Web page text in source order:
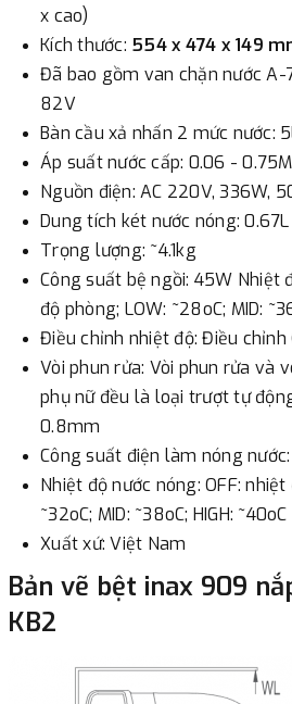
x cao)
Kích thước: 554 x 474 x 149
Đã bao gồm van chặn nước A-
82V
Bàn cầu xả nhấn 2 mức nước:
Áp suất nước cấp: 0.06 -
Nguồn điện: AC 220V, 336W,
Dung tích két nước nóng:
Trọng lượng: ~4.1kg
Công suất bệ ngồi: 45W Nhiệt
độ phòng; LOW: ~28oC; MID:
Điều chỉnh nhiệt độ: Điều chỉnh
Vòi phun rửa: Vòi phun rửa và
phụ nữ đều là loại trượt tự
0.8mm
Công suất điện làm nóng
Nhiệt độ nước nóng: OFF: nhiệt
~32oC; MID: ~38oC; HIGH: ~40oC
Xuất xứ: Việt Nam
Bản vẽ bệt inax 909
KB2